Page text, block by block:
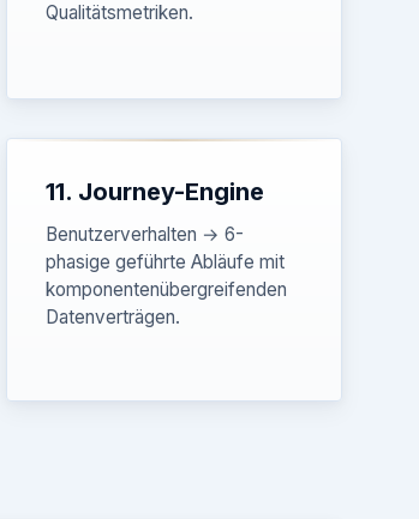
Qualitätsmetriken.
11. Journey-Engine
Benutzerverhalten → 6-
phasige geführte Abläufe mit
komponentenübergreifenden
Datenverträgen.